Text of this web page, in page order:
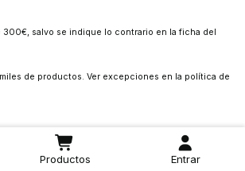
Productos Entrar
salvo se indique lo contrario en la ficha del
de productos. Ver excepciones en la política de
– Todos los derechos reservados.